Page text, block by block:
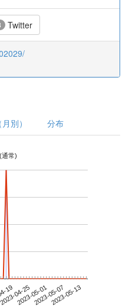
Twitter
別） 分布
通常)
1904-25
2023-05-012023-05-072023-05-13